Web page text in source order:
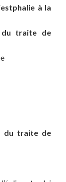
à la
du traite de
du traite de